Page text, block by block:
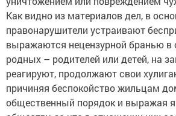
Как видно из материалов дел, в
правонарушители устраивают
выражаются нецензурной бранью в
родных – родителей или детей, на
реагируют, продолжают свои
причиняя беспокойство жильцам
общественный порядок и выражая
обществу, за что в отношении них